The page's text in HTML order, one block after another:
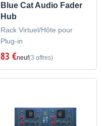
Blue Cat Audio Fader
Hub
Rack Virtuel/Hôte pour
Plug-in
83 €neuf(3 offres)